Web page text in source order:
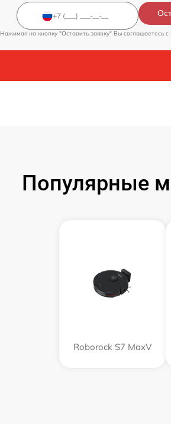
Нажимая на кнопку "Оставить заявку" Вы соглашаетесь c
Популярные
Roborock S7 MaxV